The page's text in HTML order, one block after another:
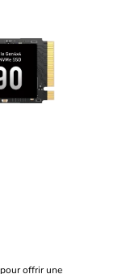
offrir une